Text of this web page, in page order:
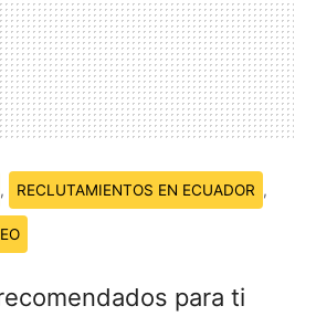
, RECLUTAMIENTOS EN ECUADOR ,
para ti